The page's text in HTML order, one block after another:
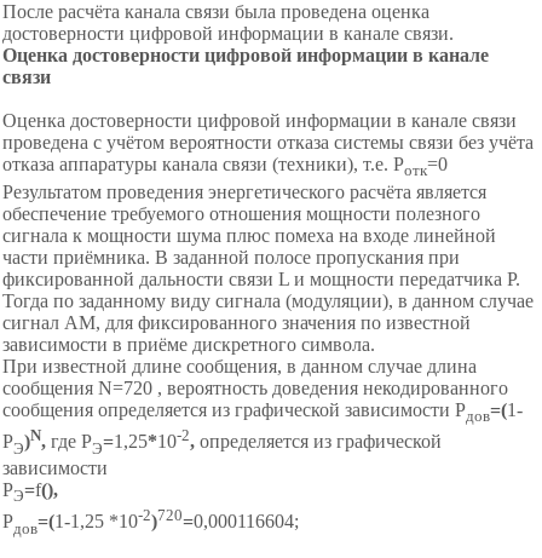
После расчёта канала связи была проведена оценка
достоверности цифровой информации в канале связи.
Оценка достоверности цифровой информации в канале
связи
Оценка достоверности цифровой информации в канале связи
проведена с учётом вероятности отказа системы связи без учёта
отказа аппаратуры канала связи (техники), т.е. Ротк=0
Результатом проведения энергетического расчёта является
обеспечение требуемого отношения мощности полезного
сигнала к мощности шума плюс помеха на входе линейной
части приёмника. В заданной полосе пропускания при
фиксированной дальности связи L и мощности передатчика P.
Тогда по заданному виду сигнала (модуляции), в данном случае
сигнал АМ, для фиксированного значения по известной
зависимости в приёме дискретного символа.
При известной длине сообщения, в данном случае длина
сообщения N=720 , вероятность доведения некодированного
сообщения определяется из графической зависимости Pдов=(1-
PЭ)N, где PЭ=1,25*10-2, определяется из графической
зависимости
PЭ=f(),
Pдов=(1-1,25 *10-2)720=0,000116604;